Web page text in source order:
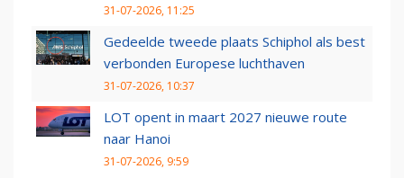
31-07-2026, 11:25
Gedeelde tweede plaats Schiphol als best
verbonden Europese luchthaven
31-07-2026, 10:37
LOT opent in maart 2027 nieuwe route
naar Hanoi
31-07-2026, 9:59